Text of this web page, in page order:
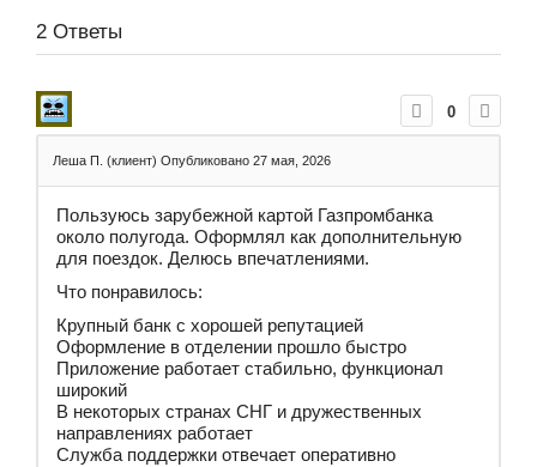
2 Ответы
0
Леша П. (клиент) Опубликовано 27 мая, 2026
Пользуюсь зарубежной картой Газпромбанка
около полугода. Оформлял как дополнительную
для поездок. Делюсь впечатлениями.
Что понравилось:
Крупный банк с хорошей репутацией
Оформление в отделении прошло быстро
Приложение работает стабильно, функционал
широкий
В некоторых странах СНГ и дружественных
направлениях работает
Служба поддержки отвечает оперативно